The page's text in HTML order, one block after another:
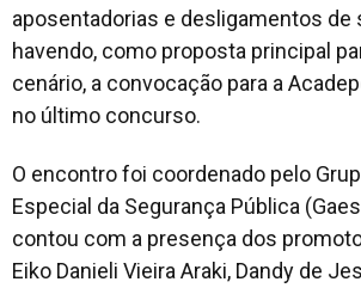
aposentadorias e desligamentos de
havendo, como proposta principal
cenário, a convocação para a
no último concurso.
O encontro foi coordenado pelo
Especial da Segurança Pública
contou com a presença dos
Eiko Danieli Vieira Araki, Dandy de